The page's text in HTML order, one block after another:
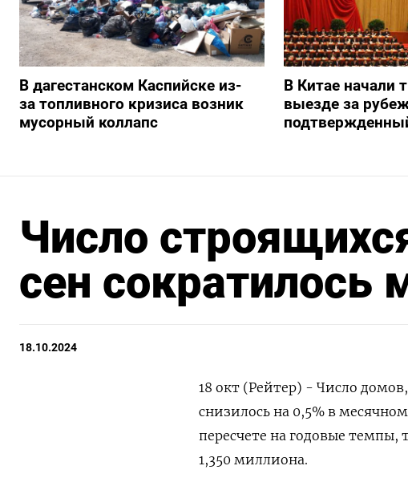
В дагестанском Каспийске из-
за топливного кризиса возник
мусорный коллапс
В Китае начали
выезде за
Число
сен сократилось
18.10.2024
18 окт (Рейтер) - Число
снизилось на 0,5% в
пересчете на годовые темпы,
1,350 миллиона.